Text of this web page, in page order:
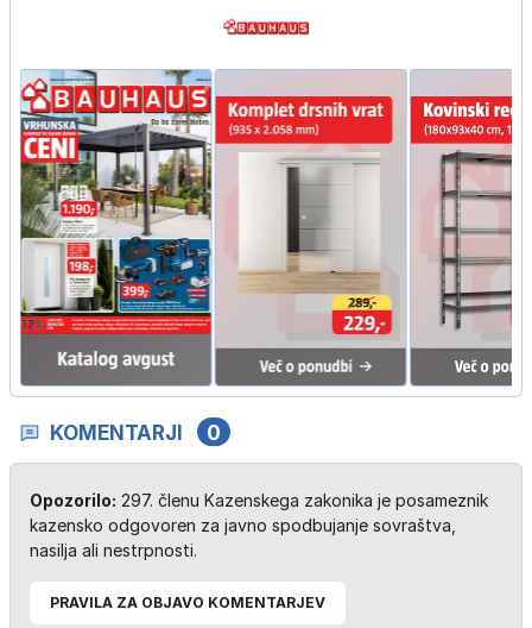
KOMENTARJI 0
Opozorilo: 297. členu Kazenskega zakonika je posameznik
kazensko odgovoren za javno spodbujanje sovraštva,
nasilja ali nestrpnosti.
PRAVILA ZA OBJAVO KOMENTARJEV